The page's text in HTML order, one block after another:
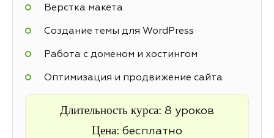
Верстка макета
Создание темы для WordPress
Работа с доменом и хостингом
Оптимизация и продвижение сайта
Длительность курса: 8 уроков
Цена: бесплатно